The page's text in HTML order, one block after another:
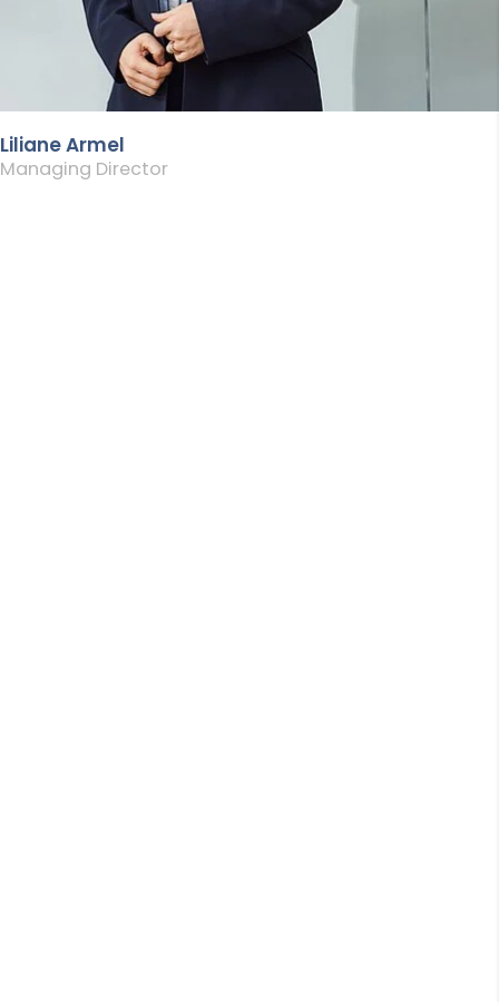
Liliane Armel
Managing Director